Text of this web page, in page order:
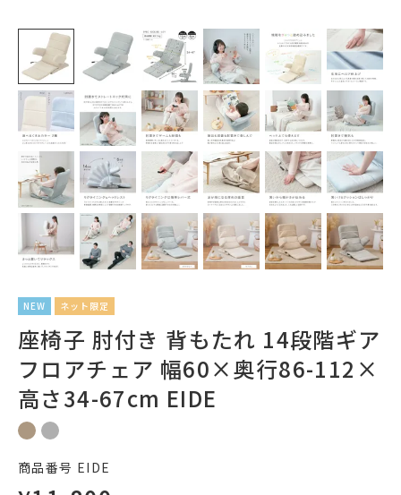
NEW ネット限定
座椅子 肘付き 背もたれ 14段階ギア
フロアチェア 幅60×奥行86-112×
高さ34-67cm EIDE
商品番号 EIDE